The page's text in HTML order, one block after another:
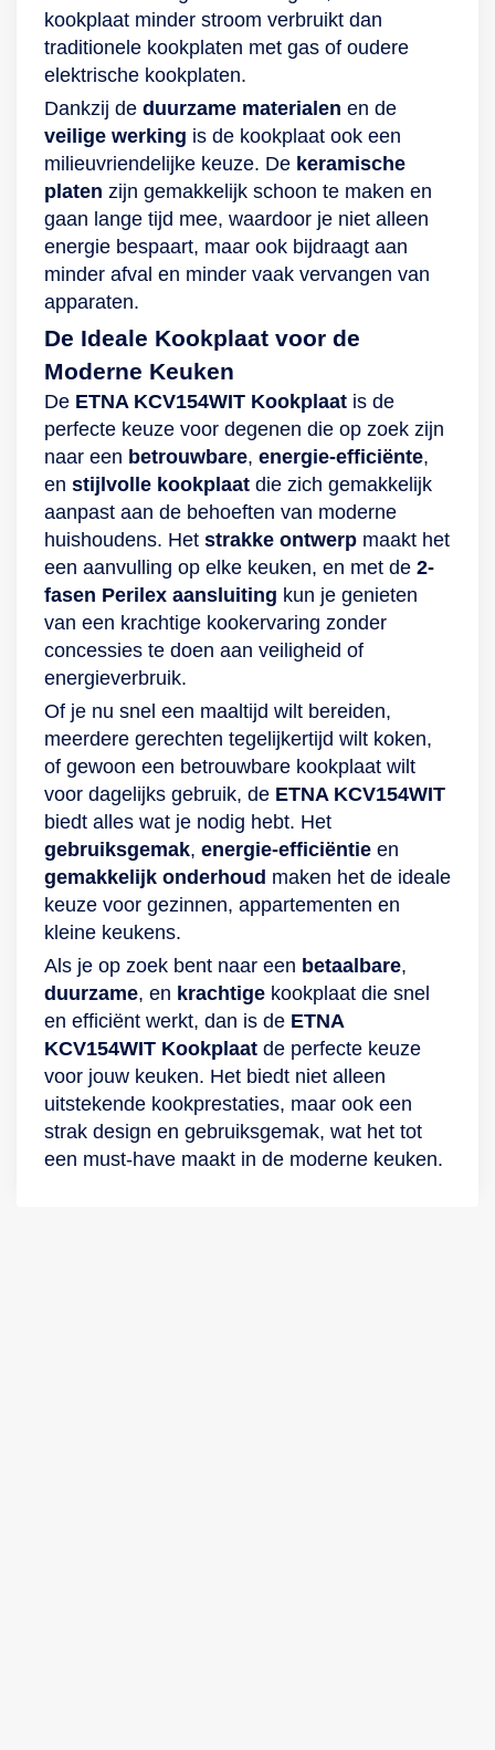
kookplaat minder stroom verbruikt dan
traditionele kookplaten met gas of oudere
elektrische kookplaten.
Dankzij de duurzame materialen en de
veilige werking is de kookplaat ook een
milieuvriendelijke keuze. De keramische
platen zijn gemakkelijk schoon te maken en
gaan lange tijd mee, waardoor je niet alleen
energie bespaart, maar ook bijdraagt aan
minder afval en minder vaak vervangen van
apparaten.
De Ideale Kookplaat voor de
Moderne Keuken
De ETNA KCV154WIT Kookplaat is de
perfecte keuze voor degenen die op zoek zijn
naar een betrouwbare, energie-efficiënte,
en stijlvolle kookplaat die zich gemakkelijk
aanpast aan de behoeften van moderne
huishoudens. Het strakke ontwerp maakt het
een aanvulling op elke keuken, en met de 2-
fasen Perilex aansluiting kun je genieten
van een krachtige kookervaring zonder
concessies te doen aan veiligheid of
energieverbruik.
Of je nu snel een maaltijd wilt bereiden,
meerdere gerechten tegelijkertijd wilt koken,
of gewoon een betrouwbare kookplaat wilt
voor dagelijks gebruik, de ETNA KCV154WIT
biedt alles wat je nodig hebt. Het
gebruiksgemak, energie-efficiëntie en
gemakkelijk onderhoud maken het de ideale
keuze voor gezinnen, appartementen en
kleine keukens.
Als je op zoek bent naar een betaalbare,
duurzame, en krachtige kookplaat die snel
en efficiënt werkt, dan is de ETNA
KCV154WIT Kookplaat de perfecte keuze
voor jouw keuken. Het biedt niet alleen
uitstekende kookprestaties, maar ook een
strak design en gebruiksgemak, wat het tot
een must-have maakt in de moderne keuken.